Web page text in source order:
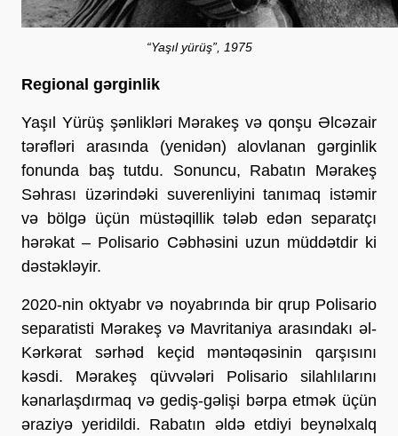
“Yaşıl yürüş”, 1975
Regional gərginlik
Yaşıl Yürüş şənlikləri Mərakeş və qonşu Əlcəzair
tərəfləri arasında (yenidən) alovlanan gərginlik
fonunda baş tutdu. Sonuncu, Rabatın Mərakeş
Səhrası üzərindəki suverenliyini tanımaq istəmir
və bölgə üçün müstəqillik tələb edən separatçı
hərəkat – Polisario Cəbhəsini uzun müddətdir ki
dəstəkləyir.
2020-nin oktyabr və noyabrında bir qrup Polisario
separatisti Mərakeş və Mavritaniya arasındakı əl-
Kərkərat sərhəd keçid məntəqəsinin qarşısını
kəsdi. Mərakeş qüvvələri Polisario silahlılarını
kənarlaşdırmaq və gediş-gəlişi bərpa etmək üçün
əraziyə yeridildi. Rabatın əldə etdiyi beynəlxalq